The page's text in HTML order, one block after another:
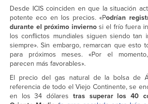
Desde ICIS coinciden en que la situación
potente eco en los precios. «Podrían
durante el próximo inviernosi el frío fuera
los conflictos mundiales siguen siendo tan
siempre». Sin embargo, remarcan que esto
para próximos meses. «Por el
parecen más favorables».
El precio del gas natural de la bolsa de
referencia de todo el Viejo Continente, se
en los 34 dólares tras superar los 40